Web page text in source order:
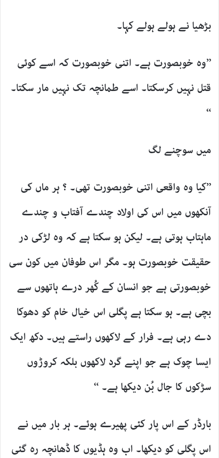
بڑھیا نے ہولے ہولے کہا۔
’’وہ خوبصورت ہے۔ اتنی خوبصورت کہ اسے کوئی
قتل نہیں کرسکتا۔ اسے طمانچہ تک نہیں مار سکتا۔
‘‘
میں سوچنے لگ
’’کیا وہ واقعی اتنی خوبصورت تھی۔ ؟ ہر ماں کی
آنکھوں میں اس کی اولاد چندے آفتاب و چندے
ماہتاب ہوتی ہے۔ لیکن ہو سکتا ہے کہ وہ لڑکی در
حقیقت خوبصورت ہو۔ مگر اس طوفان میں کون سی
خوبصورتی ہے جو انسان کے کُھر درے ہاتھوں سے
بچی ہے۔ ہو سکتا ہے پگلی اس خیال خام کو دھوکا
دے رہی ہے۔ فرار کے لاکھوں راستے ہیں۔ دکھ ایک
ایسا چوک ہے جو اپنے گرد لاکھوں بلکہ کروڑوں
سڑکوں کا جال بُن دیکھا ہے۔ ‘‘
بارڈر کے اس پار کئی پھیرے ہوئے۔ ہر بار میں نے
اس پگلی کو دیکھا۔ اب وہ ہڈیوں کا ڈھانچہ رہ گئی